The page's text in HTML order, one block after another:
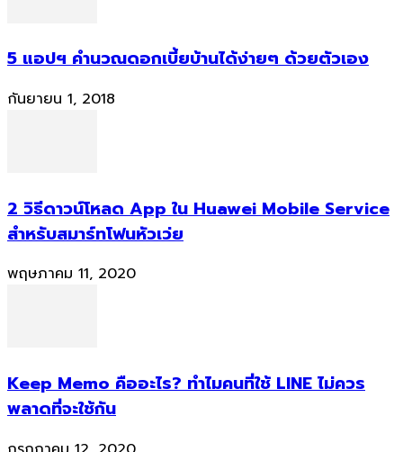
5 แอปฯ คำนวณดอกเบี้ยบ้านได้ง่ายๆ ด้วยตัวเอง
กันยายน 1, 2018
2 วิธีดาวน์โหลด App ใน Huawei Mobile Service
สำหรับสมาร์ทโฟนหัวเว่ย
พฤษภาคม 11, 2020
Keep Memo คืออะไร? ทำไมคนที่ใช้ LINE ไม่ควร
พลาดที่จะใช้กัน